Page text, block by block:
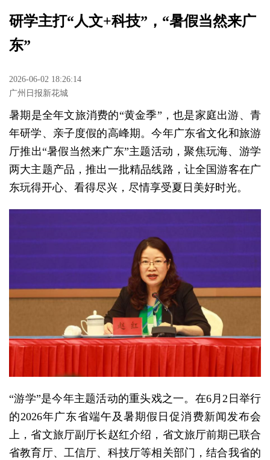
研学主打“人文+科技”，“暑假当然来广
东”
2026-06-02 18:26:14
广州日报新花城
暑期是全年文旅消费的“黄金季”，也是家庭出游、青
年研学、亲子度假的高峰期。今年广东省文化和旅游
厅推出“暑假当然来广东”主题活动，聚焦玩海、游学
两大主题产品，推出一批精品线路，让全国游客在广
东玩得开心、看得尽兴，尽情享受夏日美好时光。
“游学”是今年主题活动的重头戏之一。在6月2日举行
的2026年广东省端午及暑期假日促消费新闻发布会
上，省文旅厅副厅长赵红介绍，省文旅厅前期已联合
省教育厅、工信厅、科技厅等相关部门，结合我省的